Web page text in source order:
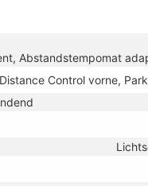
Abstandstempomat
Control vorne,